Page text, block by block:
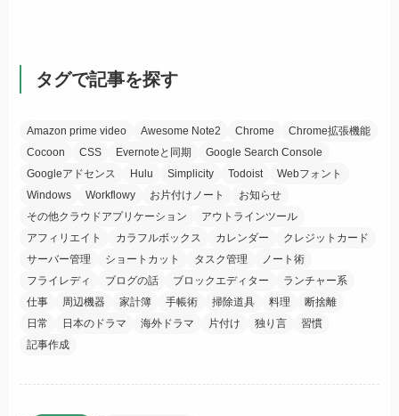
タグで記事を探す
Amazon prime video Awesome Note2 Chrome
Chrome拡張機能
Cocoon
CSS Evernoteと同期
Google Search Console
Googleアドセンス
Hulu Simplicity Todoist
Webフォント
Windows
Workflowy お片付けノート
お知らせ
その他クラウドアプリケーション
アウトラインツール
アフィリエイト
カラフルボックス カレンダー
クレジットカード
サーバー管理
ショートカット タスク管理
ノート術
フライレディ
ブログの話 ブロックエディター
ランチャー系
仕事
周辺機器 家計簿 手帳術 掃除道具 料理
断捨離
日常
日本のドラマ 海外ドラマ 片付け 独り言
習慣
記事作成